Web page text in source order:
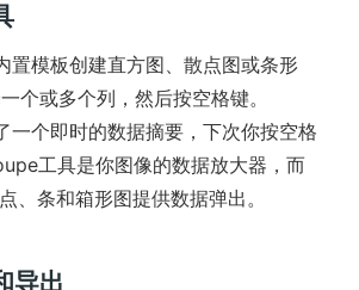
置模板创建直方图、散点图或条形
个或多个列，然后按空格键。
一个即时的数据摘要，下次你按空格
工具是你图像的数据放大器，而
、条和箱形图提供数据弹出。
导出